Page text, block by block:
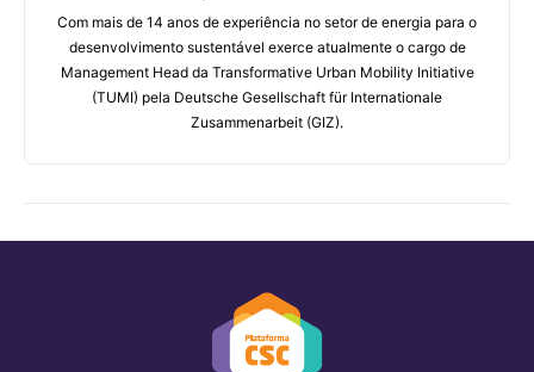
Com mais de 14 anos de experiência no setor de energia para o
desenvolvimento sustentável exerce atualmente o cargo de
Management Head da Transformative Urban Mobility Initiative
(TUMI) pela Deutsche Gesellschaft für Internationale
Zusammenarbeit (GIZ).